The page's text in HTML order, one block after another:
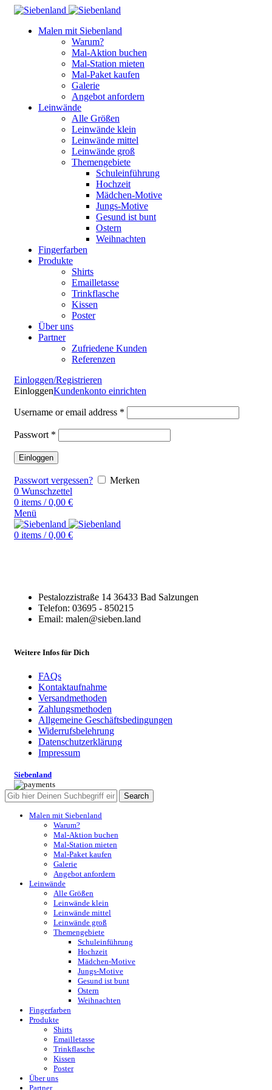
Malen mit Siebenland
Warum?
Mal-Aktion buchen
Mal-Station mieten
Mal-Paket kaufen
Galerie
Angebot anfordern
Leinwände
Alle Größen
Leinwände klein
Leinwände mittel
Leinwände groß
Themengebiete
Schuleinführung
Hochzeit
Mädchen-Motive
Jungs-Motive
Gesund ist bunt
Ostern
Weihnachten
Fingerfarben
Produkte
Shirts
Emailletasse
Trinkflasche
Kissen
Poster
Über uns
Partner
Zufriedene Kunden
Referenzen
Einloggen/Registrieren
EinloggenKundenkonto einrichten
Username or email address *
Passwort *
Einloggen
Passwort vergessen?
Merken
0 Wunschzettel
0 items / 0,00 €
Menü
0 items / 0,00 €
Pestalozzistraße 14 36433 Bad Salzungen
Telefon: 03695 - 850215
Email: malen@sieben.land
Weitere Infos für Dich
FAQs
Kontaktaufnahme
Versandmethoden
Zahlungsmethoden
Allgemeine Geschäftsbedingungen
Widerrufsbelehrung
Datenschutzerklärung
Impressum
Siebenland
Search
Malen mit Siebenland
Warum?
Mal-Aktion buchen
Mal-Station mieten
Mal-Paket kaufen
Galerie
Angebot anfordern
Leinwände
Alle Größen
Leinwände klein
Leinwände mittel
Leinwände groß
Themengebiete
Schuleinführung
Hochzeit
Mädchen-Motive
Jungs-Motive
Gesund ist bunt
Ostern
Weihnachten
Fingerfarben
Produkte
Shirts
Emailletasse
Trinkflasche
Kissen
Poster
Über uns
Partner